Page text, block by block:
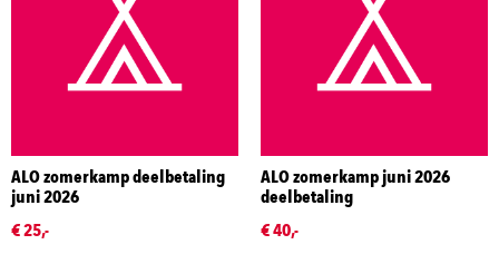
ALO zomerkamp deelbetaling
juni 2026
€ 25,-
ALO zomerkamp juni 2026
deelbetaling
€ 40,-